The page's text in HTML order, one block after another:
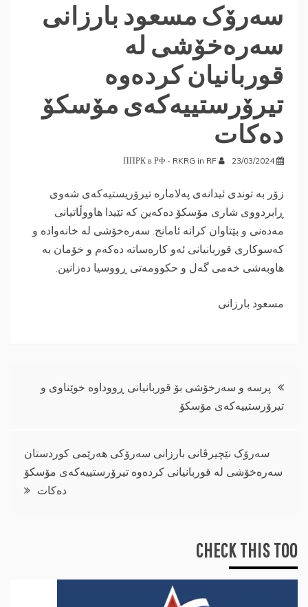
سەرۆک مسعود بارزانی
سەرەخۆشی لە
قوربانیان کردەوە
تیرۆرستییەکەی مۆسکۆ
دەکات
23/03/2024
ППРК в РФ - RKRG in RF
زۆر بە توندی ئیدانەی پەلامارە تیرۆریستیەکەی شەوی
ڕابردووی شاری مۆسکۆ دەکەین کە تێیدا هاووڵاتیانی
مەدەنی و بێتاوان کرانە ئامانج. سەرەخۆشی لە خانەوادە و
کەسوکاری قوربانیانی ئەو کارەساتە دەکەم و خۆمان بە
هاوبەشی خەمی گەل و حکوومەتی ڕووسیا دەزانین.
مسعود بارزانی
ڕێدۆزیی
بابەت
پرسە و سەرخۆشی بۆ قوربانیانی ڕووداوە خوێناوی و
تیرۆرستییەکەی مۆسکۆ
سەرۆک نێچیرڤانی بارزانی سەرۆکی هەرێمی کوردستان
سەرەخۆشی لە قوربانیانی کردەوە تیرۆرستییەکەی مۆسکۆ
دەکات
CHECK THIS TOO